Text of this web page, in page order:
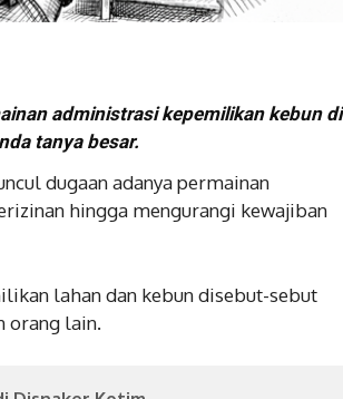
administrasi kepemilikan kebun di
tanya besar.
dugaan adanya permainan
hingga mengurangi kewajiban
lahan dan kebun disebut-sebut
orang lain.